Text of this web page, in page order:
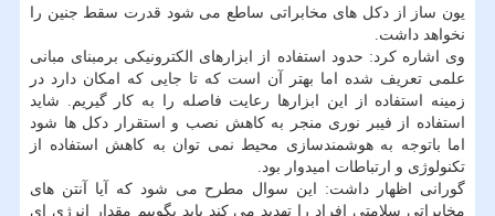
یون ساز از دكل های مخابراتی ساطع می شود قدرت سقط جنین را
نخواهد داشت.
وی اشاره كرد: حدود استفاده از ابزارهای الكترونیكی برمبنای مبانی
علمی تعریف شده اما بهتر آن است كه تا جایی كه امكان دارد در
زمینه استفاده از این ابزارها رعایت فاصله را به كار گیریم. شاید
استفاده از فیبر نوری منجر به كاهش نصب و استقرار دكل ها شود
اما باتوجه به هوشمندسازی محیط نمی توان به كاهش استفاده از
تكنولوژی و ارتباطات امیدوار بود.
گورانی اظهار داشت: این سوال مطرح می شود كه آیا آنتن های
مخابراتی سلامتی افراد را تهدید می كند باید بگوییم مقدار انرژی ای